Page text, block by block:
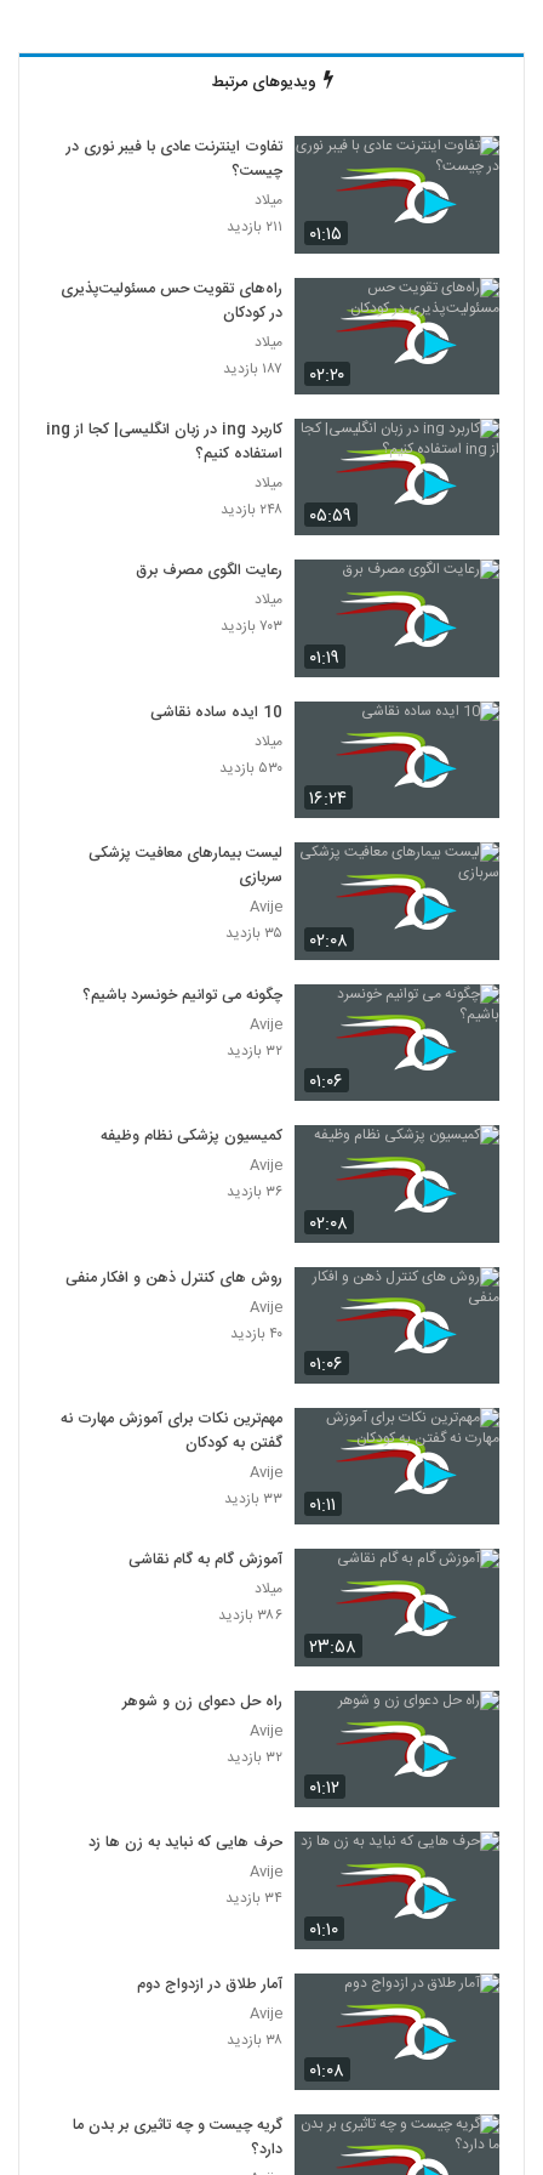
ویدیوهای مرتبط
۰۱:۱۵
تفاوت اینترنت عادی با فیبر نوری در
چیست؟
میلاد
۲۱۱ بازدید
۰۲:۲۰
راه‌های تقویت حس مسئولیت‌پذیری
در کودکان
میلاد
۱۸۷ بازدید
۰۵:۵۹
کاربرد ing در زبان انگلیسی| کجا از ing
استفاده کنیم؟
میلاد
۲۴۸ بازدید
۰۱:۱۹
رعایت الگوی مصرف برق
میلاد
۷۰۳ بازدید
۱۶:۲۴
10 ایده ساده نقاشی
میلاد
۵۳۰ بازدید
۰۲:۰۸
لیست بیمارهای معافیت پزشکی
سربازی
Avije
۳۵ بازدید
۰۱:۰۶
چگونه می توانیم خونسرد باشیم؟
Avije
۳۲ بازدید
۰۲:۰۸
کمیسیون پزشکی نظام وظیفه
Avije
۳۶ بازدید
۰۱:۰۶
روش های کنترل ذهن و افکار منفی
Avije
۴۰ بازدید
۰۱:۱۱
مهم‌ترین نکات برای آموزش مهارت نه
گفتن به کودکان
Avije
۳۳ بازدید
۲۳:۵۸
آموزش گام به گام نقاشی
میلاد
۳۸۶ بازدید
۰۱:۱۲
راه حل دعوای زن و شوهر
Avije
۳۲ بازدید
۰۱:۱۰
حرف هایی که نباید به زن ها زد
Avije
۳۴ بازدید
۰۱:۰۸
آمار طلاق در ازدواج دوم
Avije
۳۸ بازدید
گریه چیست و چه تاثیری بر بدن ما
دارد؟